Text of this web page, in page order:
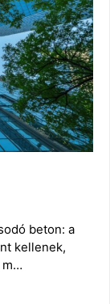
beton: a
kellenek,
m…